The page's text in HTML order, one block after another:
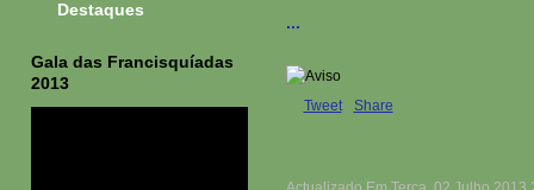
...
Tweet Share
Destaques
Gala das Francisquíadas
2013